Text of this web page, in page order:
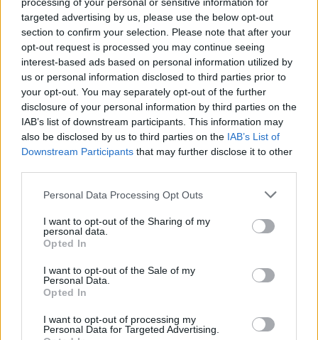
targeted advertising by us, please use the below opt-out
section to confirm your selection. Please note that after your
opt-out request is processed you may continue seeing
interest-based ads based on personal information utilized by
us or personal information disclosed to third parties prior to
your opt-out. You may separately opt-out of the further
disclosure of your personal information by third parties on the
IAB’s list of downstream participants. This information may
also be disclosed by us to third parties on the IAB’s List of
Downstream Participants that may further disclose it to other
Personal Data Processing Opt Outs
I want to opt-out of the Sharing of my
personal data.
Opted In
I want to opt-out of the Sale of my
Personal Data.
Opted In
I want to opt-out of processing my
Personal Data for Targeted Advertising.
Τέσσερις ασκήσεις σε όρθια στάση που μετά τα 60
ενδυναμώνουν τους γλουτούς καλύτερα από τα squats -
Βίντεο
Εορτολόγιο: Ποιοι γιορτάζουν σήμερα 8 Αυγούστου
07:00
Αντί για καφέ: Τρία ροφήματα για άμεσο "ξύπνημα" και
ενέργεια που διαρκεί
Πυρκαγιές: «Πολύ υψηλός» ο κίνδυνος και σήμερα στην
06:44
Σητεία: Καλύτερη η εικόνα με την φωτιά στα Αχλάδια -
Βίντεο
06:21
χωρίς παγωτομηχανή